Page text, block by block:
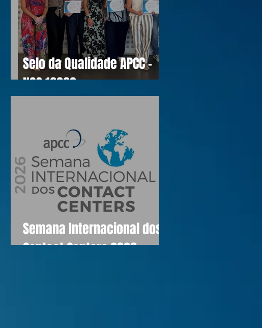
Selo da Qualidade APCC -
NOS 16990
Semana Internacional dos
Contact Centers 2026